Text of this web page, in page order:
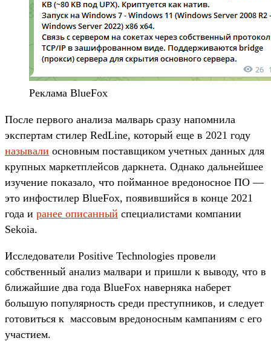
Реклама BlueFox
После первого анализа малварь сразу напомнила
экспертам стилер RedLine, который еще в 2021 году
называли основным поставщиком учетных данных для
крупных маркетплейсов даркнета. Однако дальнейшее
изучение показало, что пойманное вредоносное ПО —
это инфостилер BlueFox, появившийся в конце 2021
года и ранее описанный специалистами компании
Sekoia.
Исследователи Positive Technologies провели
собственный анализ малвари и пришли к выводу, что в
ближайшие два года BlueFox наверняка наберет
большую популярность среди преступников, и следует
готовиться к массовым вредоносным кампаниям с его
участием.